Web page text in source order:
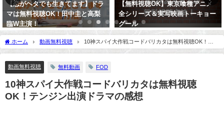
【恋がヘタでも生きてます】ドラ
マは無料視聴OK！田中圭と高梨
臨W主演！
【無料視聴OK】東京喰種アニメ
全シリーズ＆実写映画トーキョー
グール
ホーム 動画無料視聴
10神スパイ大作戦コードバリカタは無料視聴OK！テ
ンジン出演ドラマの感想
動画無料視聴 無料動画 FOD
10神スパイ大作戦コードバリカタは無料視聴
OK！テンジン出演ドラマの感想